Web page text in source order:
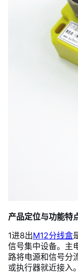
产品定位与功能特
1进8出M12分线盒
信号集中设备。主
路将电源和信号分
或执行器就近接入。